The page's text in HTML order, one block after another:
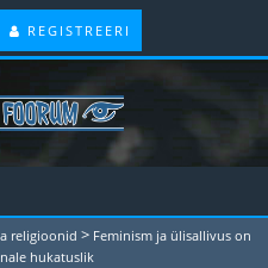
REGISTREERI
religioonid > Feminism ja ülisallivus on
hukatuslik